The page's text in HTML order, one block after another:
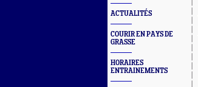
ACTUALITÉS
COURIR EN PAYS DE
GRASSE
HORAIRES
ENTRAINEMENTS